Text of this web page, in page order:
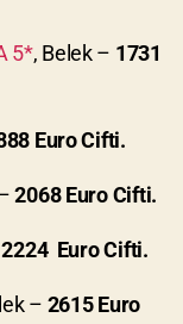
5*, Belek – 1731
Euro Cifti.
2068 Euro Cifti.
2224 Euro Cifti.
– 2615 Euro